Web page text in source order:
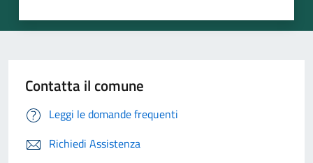
Contatta il comune
Leggi le domande frequenti
Richiedi Assistenza